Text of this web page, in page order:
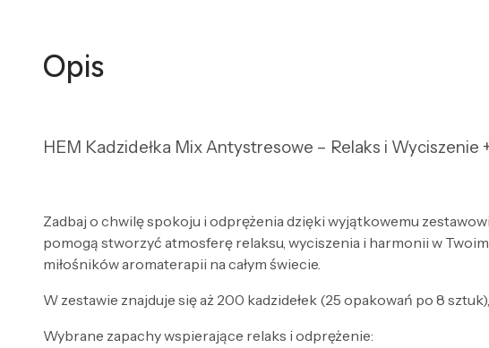
Opis
HEM Kadzidełka Mix Antystresowe – Relaks i Wyciszenie
Zadbaj o chwilę spokoju i odprężenia dzięki wyjątkowemu
pomogą stworzyć atmosferę relaksu, wyciszenia i harmonii w
miłośników aromaterapii na całym świecie.
W zestawie znajduje się aż 200 kadzidełek (25 opakowań po 8
Wybrane zapachy wspierające relaks i odprężenie: